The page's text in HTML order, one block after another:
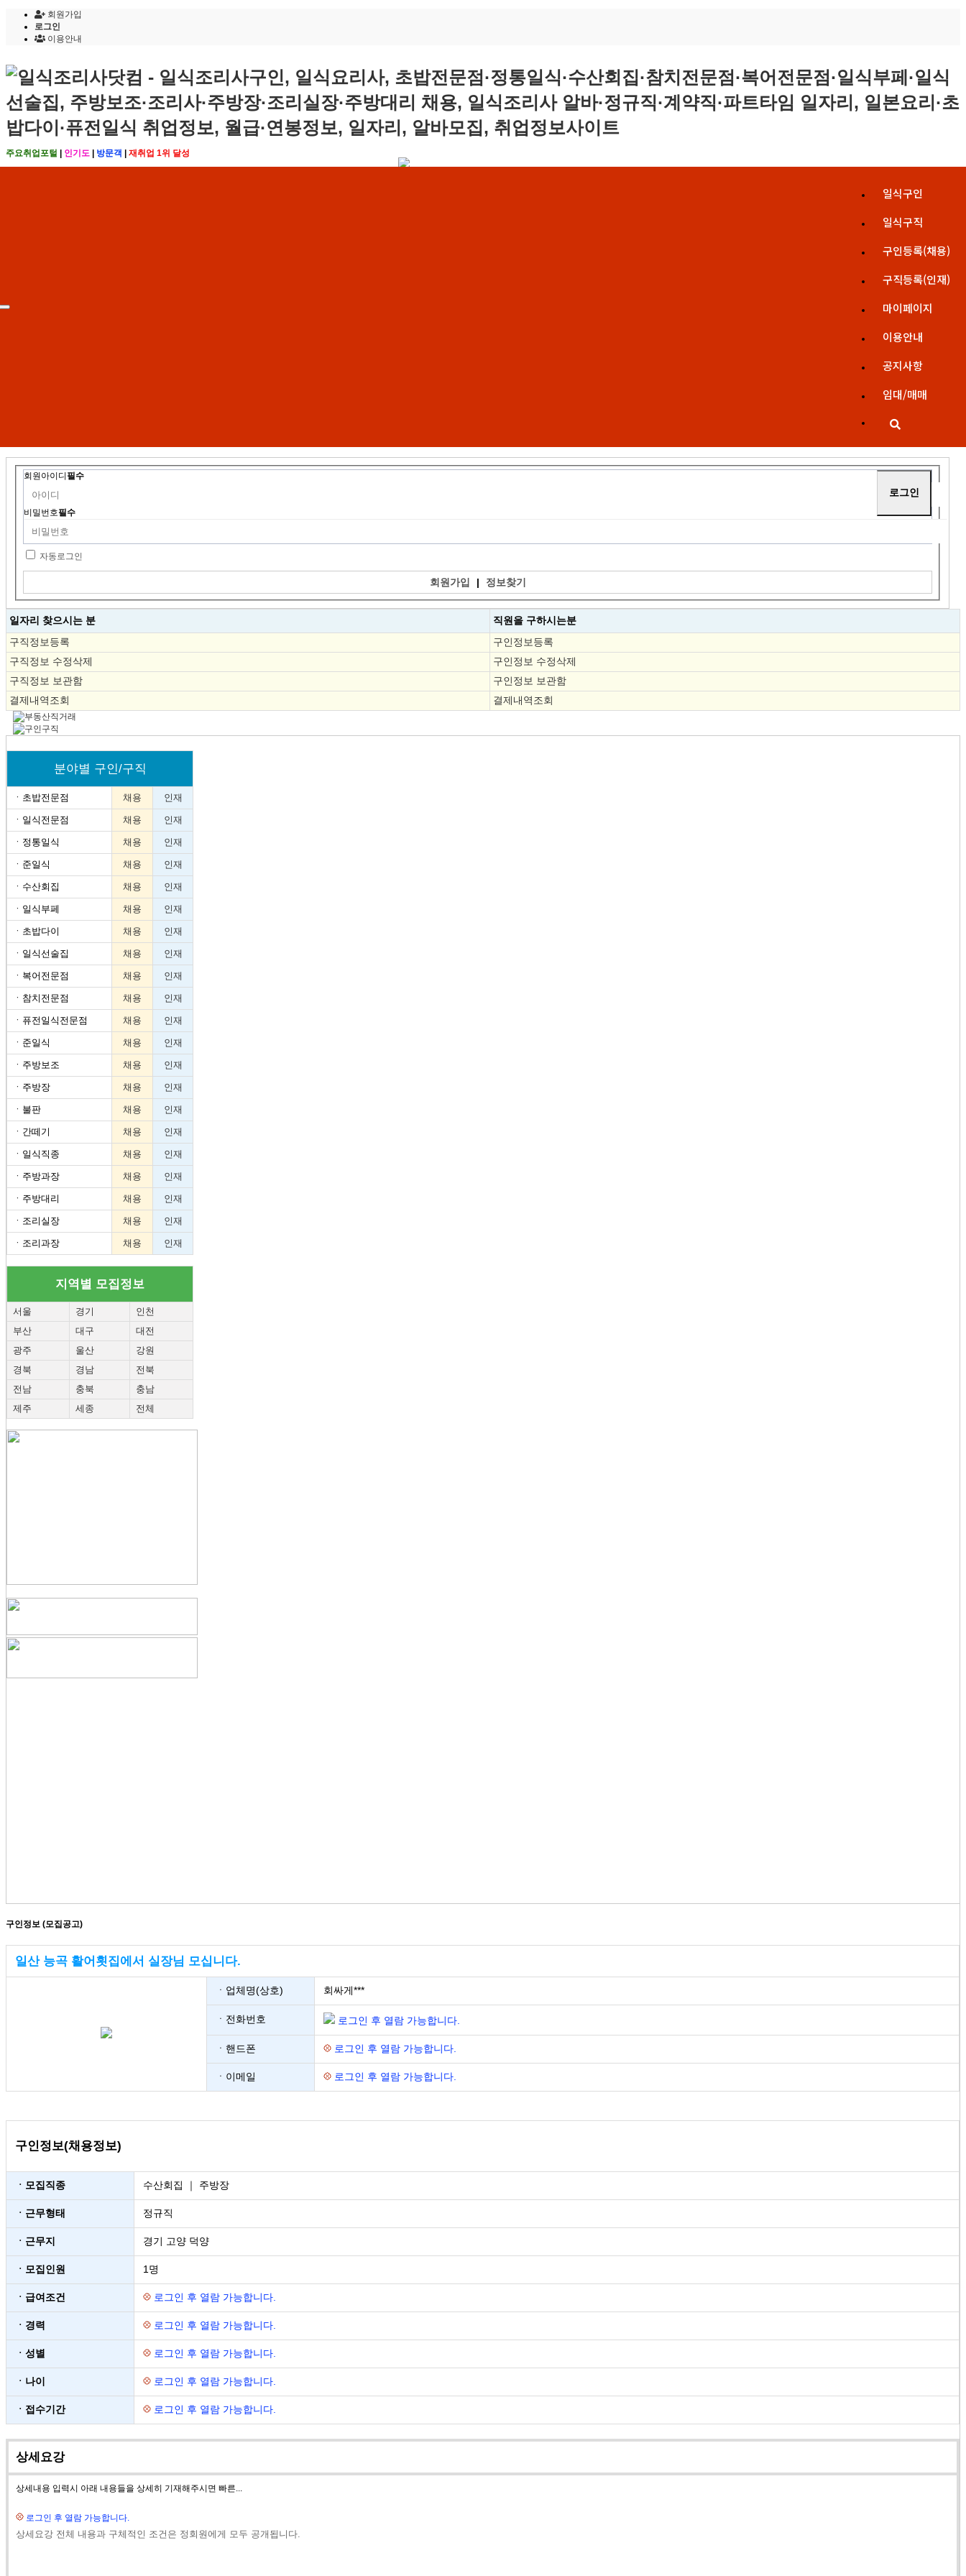
회원가입
로그인
이용안내
주요취업포털 인기도 방문객 재취업 1위 달성
일식구인
일식구직
구인등록(채용)
구직등록(인재)
마이페이지
이용안내
공지사항
임대/매매
회원아이디 필수
비밀번호필수
자동로그인
회원가입 | 정보찾기
일자리 찾으시는 분 직원을 구하시는분
구직정보등록
구인정보등록
구직정보 수정삭제
구인정보 수정삭제
구직정보 보관함
구인정보 보관함
결제내역조회
결제내역조회
분야별 구인/구직
ㆍ 초밥전문점 채용 인재
ㆍ 일식전문점 채용 인재
ㆍ 정통일식 채용 인재
ㆍ 준일식 채용 인재
ㆍ 수산회집 채용 인재
ㆍ 일식부페 채용 인재
ㆍ 초밥다이 채용 인재
ㆍ 일식선술집 채용 인재
ㆍ 복어전문점 채용 인재
ㆍ 참치전문점 채용 인재
ㆍ 퓨전일식전문점 채용 인재
ㆍ 준일식 채용 인재
ㆍ 주방보조 채용 인재
ㆍ 주방장 채용 인재
ㆍ 불판 채용 인재
ㆍ 간떼기 채용 인재
ㆍ 일식직종 채용 인재
ㆍ 주방과장 채용 인재
ㆍ 주방대리 채용 인재
ㆍ 조리실장 채용 인재
ㆍ 조리과장 채용 인재
지역별 모집정보
서울 경기
인천
부산
대구
대전
광주
울산
강원
경북
경남
전북
전남
충북
충남
제주
세종 전체
구인정보 (모집공고)
일산 능곡 활어횟집에서 실장님 모십니다.
ㆍ업체명(상호) 회싸게***
ㆍ전화번호 로그인 후 열람 가능합니다.
ㆍ핸드폰 로그인 후 열람 가능합니다.
ㆍ이메일 로그인 후 열람 가능합니다.
구인정보(채용정보)
ㆍ모집직종 수산회집 ｜ 주방장
ㆍ근무형태 정규직
ㆍ근무지 경기 고양 덕양
ㆍ모집인원 1명
ㆍ급여조건 로그인 후 열람 가능합니다.
ㆍ경력 로그인 후 열람 가능합니다.
ㆍ성별 로그인 후 열람 가능합니다.
ㆍ나이 로그인 후 열람 가능합니다.
ㆍ접수기간 로그인 후 열람 가능합니다.
상세요강
상세내용 입력시 아래 내용들을 상세히 기재해주시면 빠른...
로그인 후 열람 가능합니다.
상세요강 전체 내용과 구체적인 조건은 정회원에게 모두 공개됩니다.